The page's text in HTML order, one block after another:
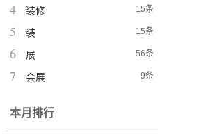
15条
4 装修
15条
5 装
56条
6 展
9条
7 会展
本月排行